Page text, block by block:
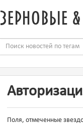
зерновые
Поля, отмеченные